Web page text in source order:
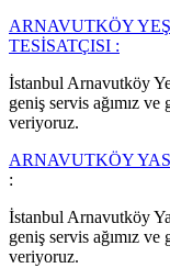
ARNAVUTKÖY
TESİSATÇISI :
İstanbul Arnavutköy
geniş servis ağımız
veriyoruz.
ARNAVUTKÖY
:
İstanbul Arnavutköy
geniş servis ağımız
veriyoruz.